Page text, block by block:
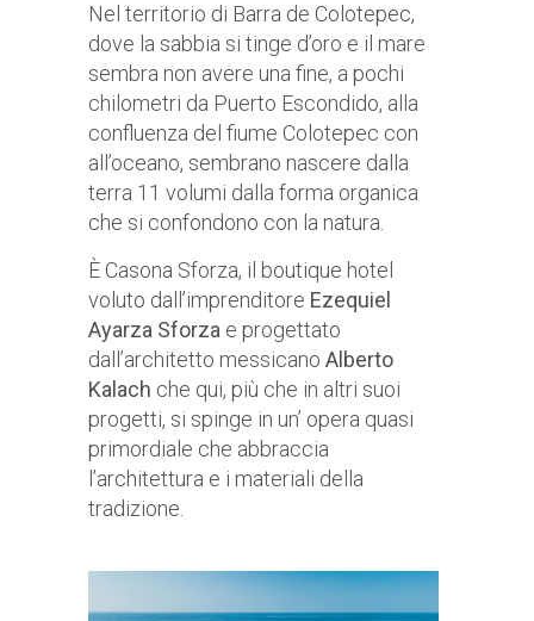
Nel territorio di Barra de Colotepec,
dove la sabbia si tinge d’oro e il mare
sembra non avere una fine, a pochi
chilometri da Puerto Escondido, alla
confluenza del fiume Colotepec con
all’oceano, sembrano nascere dalla
terra 11 volumi dalla forma organica
che si confondono con la natura.
È Casona Sforza, il boutique hotel
voluto dall’imprenditore Ezequiel
Ayarza Sforza e progettato
dall’architetto messicano Alberto
Kalach che qui, più che in altri suoi
progetti, si spinge in un’ opera quasi
primordiale che abbraccia
l’architettura e i materiali della
tradizione.